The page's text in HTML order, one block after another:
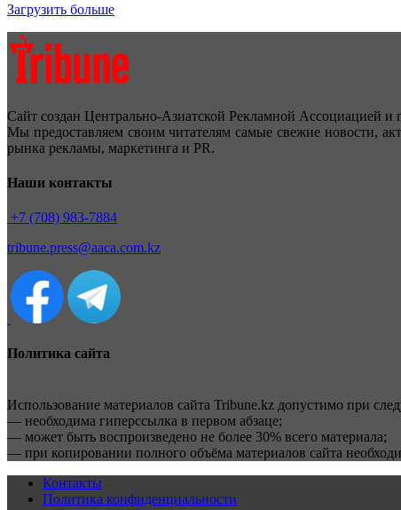
Загрузить больше
Сайт создан Центрально-Азиатской Рекламной Ассоциацией и
Мы предоставляем своим читателям самые свежие новости,
рынка рекламы, маркетинга и PR.
Наши контакты
+7 (708) 983-7884
tribune.press@aaca.com.kz
Политика сайта
Использование материалов сайта Tribune.kz допустимо при
— необходима гиперссылка в первом абзаце;
— может быть воспроизведено не более 30% всего материала;
— при копировании полного объёма материалов сайта
Контакты
Политика конфиденциальности